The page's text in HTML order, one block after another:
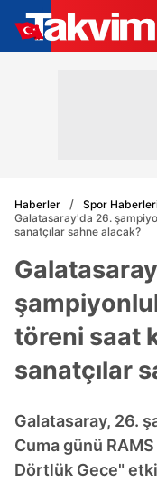
Haberler
Spor
Galatasaray'da 26.
sanatçılar sahne alacak?
töreni saat
sanatçılar
Galatasaray, 26.
Cuma günü
Dörtlük Gece"